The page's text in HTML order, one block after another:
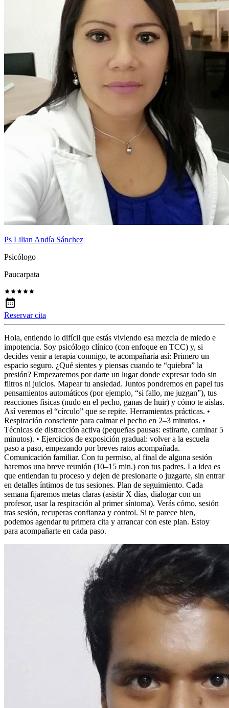
Ps Lilian Andía Sánchez
Psicólogo
Paucarpata
Reservar cita
Hola, entiendo lo difícil que estás viviendo esa mezcla de miedo e
impotencia. Soy psicólogo clínico (con enfoque en TCC) y, si
decides venir a terapia conmigo, te acompañaría así: Primero un
espacio seguro. ¿Qué sientes y piensas cuando te “quiebra” la
presión? Empezaremos por darte un lugar donde expresar todo sin
filtros ni juicios. Mapear tu ansiedad. Juntos pondremos en papel tus
pensamientos automáticos (por ejemplo, “si fallo, me juzgan”), tus
reacciones físicas (nudo en el pecho, ganas de huir) y cómo te aíslas.
Así veremos el “círculo” que se repite. Herramientas prácticas. •
Respiración consciente para calmar el pecho en 2–3 minutos. •
Técnicas de distracción activa (pequeñas pausas: estirarte, caminar 5
minutos). • Ejercicios de exposición gradual: volver a la escuela
paso a paso, empezando por breves ratos acompañada.
Comunicación familiar. Con tu permiso, al final de alguna sesión
haremos una breve reunión (10–15 min.) con tus padres. La idea es
que entiendan tu proceso y dejen de presionarte o juzgarte, sin entrar
en detalles íntimos de tus sesiones. Plan de seguimiento. Cada
semana fijaremos metas claras (asistir X días, dialogar con un
profesor, usar la respiración al primer síntoma). Verás cómo, sesión
tras sesión, recuperas confianza y control. Si te parece bien,
podemos agendar tu primera cita y arrancar con este plan. Estoy
para acompañarte en cada paso.